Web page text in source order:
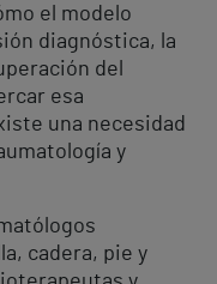
el modelo
diagnóstica, la
del
esa
una necesidad
y
cadera, pie y